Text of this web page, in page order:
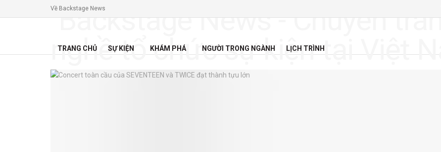
Về Backstage News
TRANG CHỦ SỰ KIỆN KHÁM PHÁ NGƯỜI TRONG NGÀNH LỊCH TRÌNH